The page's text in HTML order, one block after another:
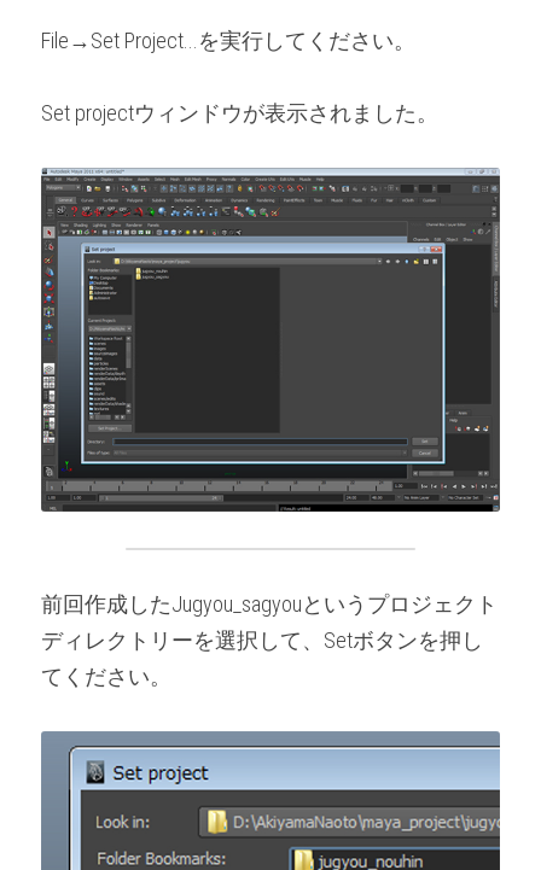
File→Set Project...を実行してください。
Set projectウィンドウが表示されました。
前回作成したJugyou_sagyouというプロジェクト
ディレクトリーを選択して、Setボタンを押し
てください。